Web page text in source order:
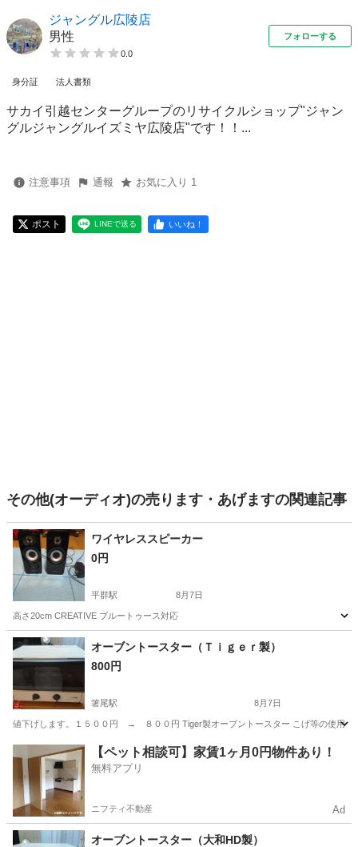
ジャングル広陵店
男性
0.0
フォローする
身分証 法人書類
サカイ引越センターグループのリサイクルショップ"ジャン
グルジャングルイズミヤ広陵店"です！！...
注意事項 通報 お気に入り 1
ポスト LINEで送る いいね！
その他(オーディオ)の売ります・あげますの関連記事
ワイヤレススピーカー
0円
平群駅 8月7日
高さ20cm CREATIVE ブルートゥース対応
奈良 生駒郡 平群駅 オーディオ
オーブントースター（Ｔｉｇｅｒ製）
800円
箸尾駅 8月7日
値下げします。１５００円 → ８００円 Tiger製オーブントースター こげ等の使用感
北葛城郡 箸尾駅 キッチン家電
【ペット相談可】家賃1ヶ月0円物件あり！
無料アプリ
ニフティ不動産 Ad
オーブントースター（大和HD製）